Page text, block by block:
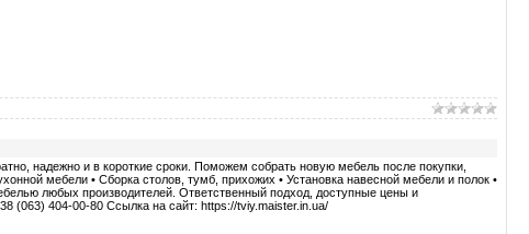
надежно и в короткие сроки. Поможем собрать новую мебель после покупки,
мебели • Сборка столов, тумб, прихожих • Установка навесной мебели и полок •
любых производителей. Ответственный подход, доступные цены и
(063) 404-00-80 Ссылка на сайт: https://tviy.maister.in.ua/